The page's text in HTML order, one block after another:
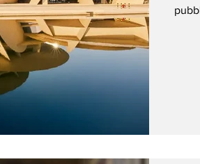
Gastronomia